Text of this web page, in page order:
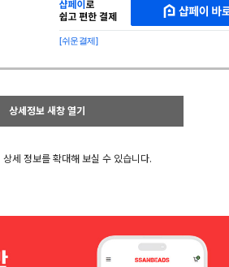
MAKESHOP
SHOPPAY
로
간
구
샵
페
페
이
구
[쉬운결제]
상세정보 새창 열기
상세 정보를 확대해 보실 수 있습니다.